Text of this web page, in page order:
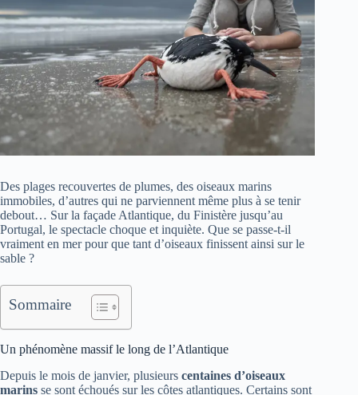
Des plages recouvertes de plumes, des oiseaux marins
immobiles, d’autres qui ne parviennent même plus à se tenir
debout… Sur la façade Atlantique, du Finistère jusqu’au
Portugal, le spectacle choque et inquiète. Que se passe-t-il
vraiment en mer pour que tant d’oiseaux finissent ainsi sur le
sable ?
Sommaire
Un phénomène massif le long de l’Atlantique
Depuis le mois de janvier, plusieurs centaines d’oiseaux
marins se sont échoués sur les côtes atlantiques. Certains sont